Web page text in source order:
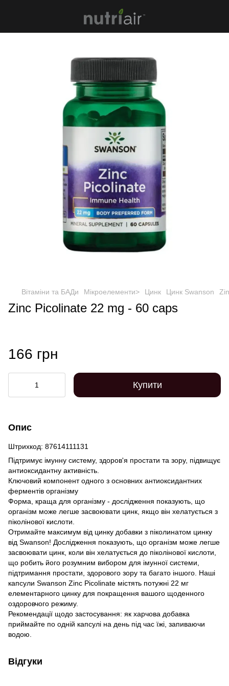
Вітаміни та БАДи Мікроелементи> Цинк Цинк Swanson
Zinc Picolinate 22 mg - 60 caps
166 грн
Купити
Опис
Штрихкод: 87614111131
Підтримує імунну систему, здоров'я простати та зору, підвищує
антиоксидантну активність.
Ключовий компонент одного з основних антиоксидантних
ферментів організму
Форма, краща для організму - дослідження показують, що
організм може легше засвоювати цинк, якщо він хелатується з
піколінової кислоти.
Отримайте максимум від цинку добавки з піколинатом цинку
від Swanson! Дослідження показують, що організм може легше
засвоювати цинк, коли він хелатується до піколінової кислоти,
що робить його розумним вибором для імунної системи,
підтримання простати, здорового зору та багато іншого. Наші
капсули Swanson Zinc Picolinate містять потужні 22 мг
елементарного цинку для покращення вашого щоденного
оздоровчого режиму.
Рекомендації щодо застосування: як харчова добавка
приймайте по одній капсулі на день під час їжі, запиваючи
водою.
Відгуки